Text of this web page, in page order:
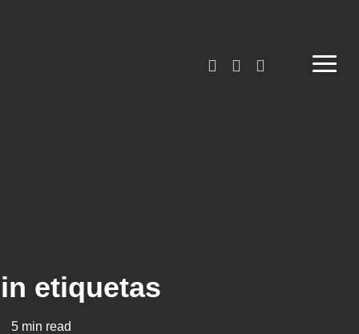
Menu
linkedinphone email
etiquetas
5 min read